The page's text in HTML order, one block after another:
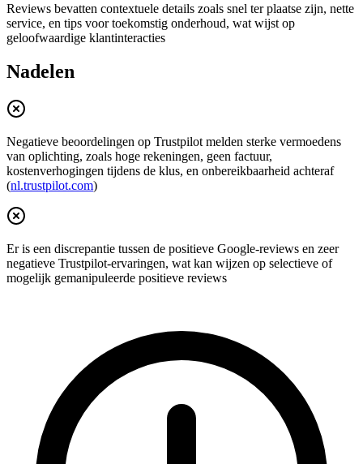
Reviews bevatten contextuele details zoals snel ter plaatse zijn, nette
service, en tips voor toekomstig onderhoud, wat wijst op
geloofwaardige klantinteracties
Nadelen
Negatieve beoordelingen op Trustpilot melden sterke vermoedens
van oplichting, zoals hoge rekeningen, geen factuur,
kostenverhogingen tijdens de klus, en onbereikbaarheid achteraf
(nl.trustpilot.com)
Er is een discrepantie tussen de positieve Google‑reviews en zeer
negatieve Trustpilot‑ervaringen, wat kan wijzen op selectieve of
mogelijk gemanipuleerde positieve reviews